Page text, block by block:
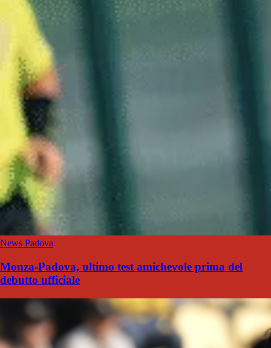
News Padova
Monza-Padova, ultimo test amichevole prima del
debutto ufficiale